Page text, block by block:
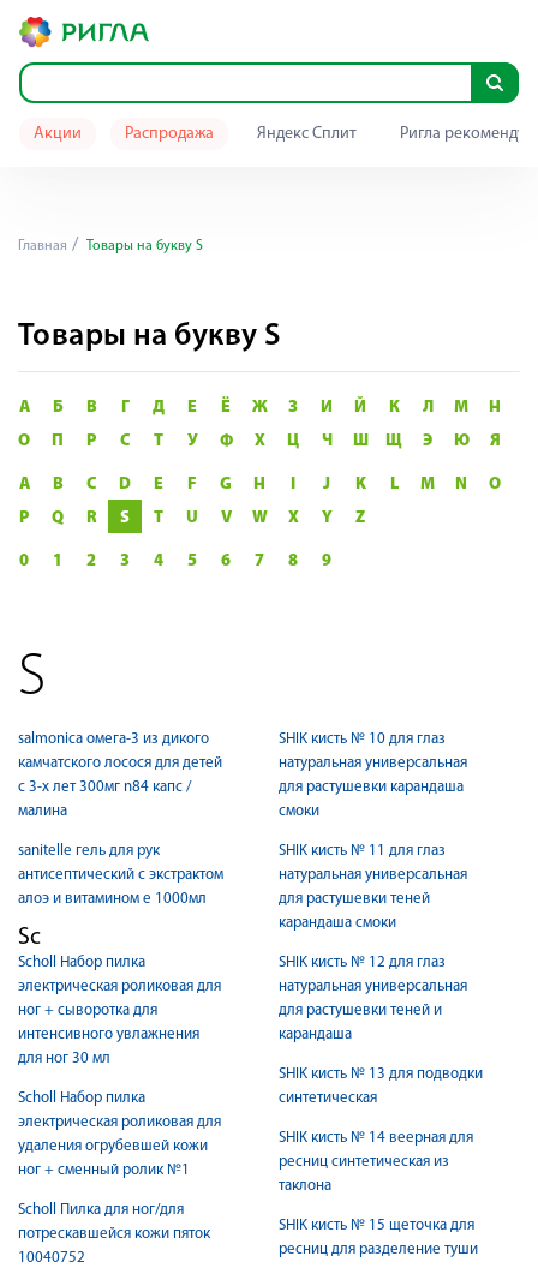
Акции Распродажа Яндекс Сплит Ригла
Главная Товары на букву S
Товары на букву S
А Б В Г Д Е Ё Ж З И Й К Л М
Н
О
П Р С Т У Ф Х Ц Ч Ш Щ Э Ю Я
A B C D E F G H I J K L M N
O
P
Q R S T U V W X Y Z
0 1 2 3 4 5 6 7 8 9
S
salmoniсa омега-3 из дикого
камчатского лосося для детей
с 3-х лет 300мг n84 капс /
малина
sanitelle гель для рук
антисептический с экстрактом
алоэ и витамином е 1000мл
Sc
Scholl Набор пилка
электрическая роликовая для
ног + сыворотка для
интенсивного увлажнения
для ног 30 мл
Scholl Набор пилка
электрическая роликовая для
удаления огрубевшей кожи
ног + сменный ролик №1
Scholl Пилка для ног/для
потрескавшейся кожи пяток
10040752
SHIK кисть № 10 для глаз
натуральная универсальная
для растушевки карандаша
смоки
SHIK кисть № 11 для глаз
натуральная универсальная
для растушевки теней
карандаша смоки
SHIK кисть № 12 для глаз
натуральная универсальная
для растушевки теней и
карандаша
SHIK кисть № 13 для подводки
синтетическая
SHIK кисть № 14 веерная для
ресниц синтетическая из
таклона
SHIK кисть № 15 щеточка для
ресниц для разделение туши